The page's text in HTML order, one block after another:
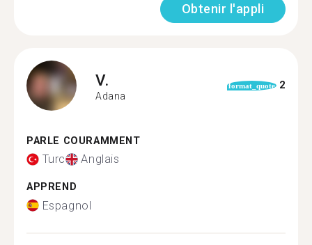
Obtenir l'appli
V.
Adana
format_quote 2
PARLE COURAMMENT
Turc Anglais
APPREND
Espagnol